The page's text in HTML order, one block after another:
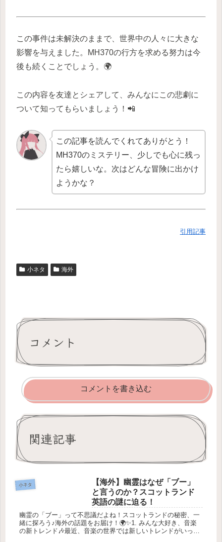
この事件は未解決のままで、世界中の人々に大きな
影響を与えました。MH370の行方を求める努力は今
後も続くことでしょう。🌍
この内容を友達とシェアして、みんなにこの悲劇に
ついて知ってもらいましょう！📲
この記事を読んでくれてありがとう！
MH370のミステリー、少しでも心に残っ
たら嬉しいな。次はどんな冒険に出かけ
ようかな？
引用記事
小ネタ 海外
コメント
コメントを書き込む
関連記事
小ネタ
【海外】幽霊はなぜ「ブー」
と言うのか？スコットランド
英語の謎に迫る！
幽霊の「ブー」って不思議だよね！スコットランドの秘密、一
緒に探ろう♪海外の話題をお届け！🌍✨1. みんな大好き、音楽
の新トレンド🎶最近、音楽の世界では新しいトレンドがいっぱ